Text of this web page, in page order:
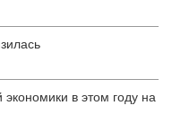
в этом году на